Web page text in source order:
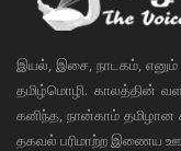
இயல், இசை, நாடகம், எனும்
தமிழ்மொழி. காலத்தின்
கனிந்த, நான்காம்
தகவல் பரிமாற்ற இணைய